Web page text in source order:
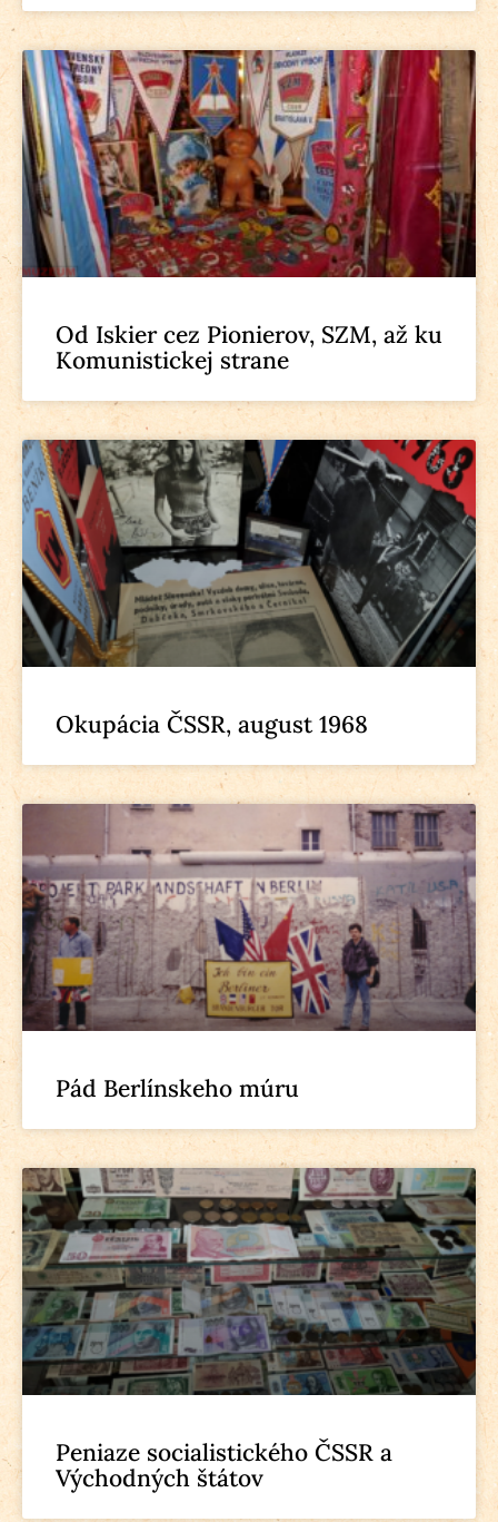
Od Iskier cez Pionierov, SZM, až ku
Komunistickej strane
Okupácia ČSSR, august 1968
Pád Berlínskeho múru
Peniaze socialistického ČSSR a
Východných štátov